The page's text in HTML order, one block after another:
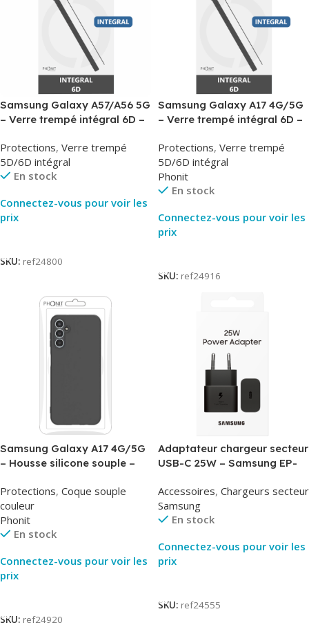
Samsung Galaxy A57/A56 5G
– Verre trempé intégral 6D –
Protections, Verre trempé
5D/6D intégral
En stock
Connectez-vous pour voir les
prix
SKU: ref24800
Samsung Galaxy A17 4G/5G
– Verre trempé intégral 6D –
Protections, Verre trempé
5D/6D intégral
Phonit
En stock
Connectez-vous pour voir les
prix
SKU: ref24916
Samsung Galaxy A17 4G/5G
– Housse silicone souple –
Protections, Coque souple
couleur
Phonit
En stock
Connectez-vous pour voir les
prix
SKU: ref24920
Adaptateur chargeur secteur
USB-C 25W – Samsung EP-
Packaging Original
Accessoires, Chargeurs secteur
Samsung
En stock
Connectez-vous pour voir les
prix
SKU: ref24555